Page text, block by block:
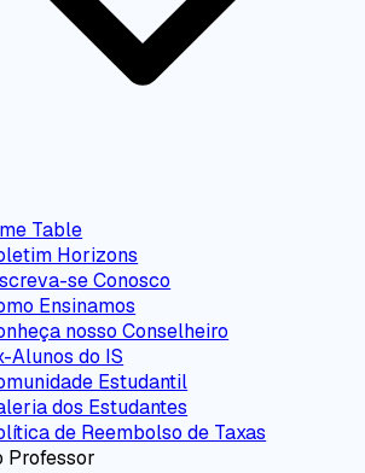
Table
Horizons
se Conosco
Ensinamos
nosso Conselheiro
Alunos do IS
Estudantil
dos Estudantes
de Reembolso de Taxas
Professor